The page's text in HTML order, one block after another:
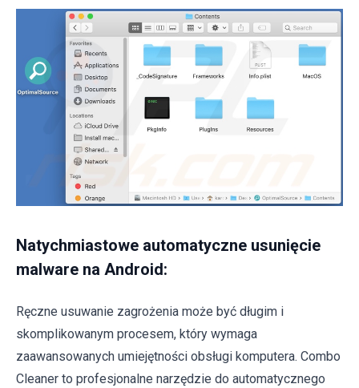
Natychmiastowe automatyczne usunięcie
malware na Android:
Ręczne usuwanie zagrożenia może być długim i
skomplikowanym procesem, który wymaga
zaawansowanych umiejętności obsługi komputera. Combo
Cleaner to profesjonalne narzędzie do automatycznego